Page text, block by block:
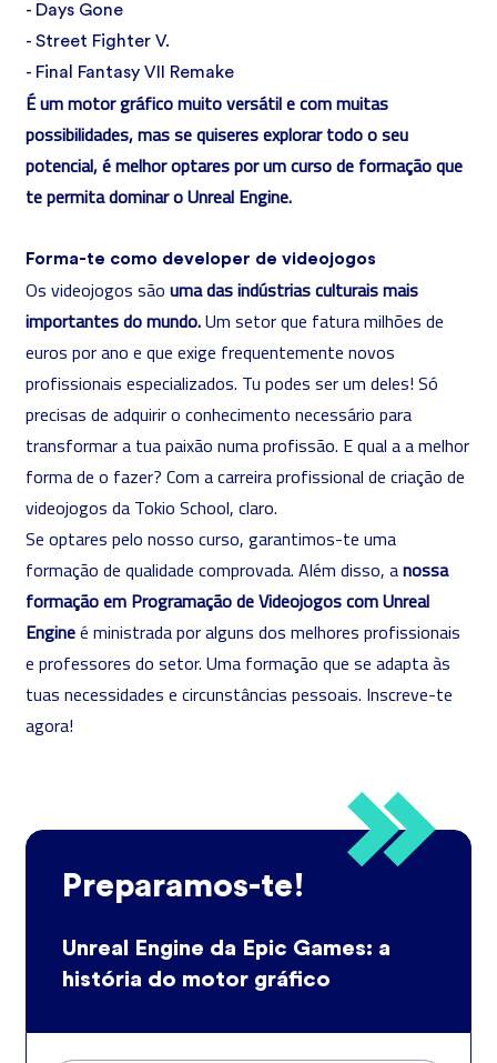
- Days Gone
- Street Fighter V.
- Final Fantasy VII Remake
É um motor gráfico muito versátil e com muitas
possibilidades, mas se quiseres explorar todo o seu
potencial, é melhor optares por um curso de formação que
te permita dominar o Unreal Engine.
Forma-te como developer de videojogos
Os videojogos são uma das indústrias culturais mais
importantes do mundo.Um setor que fatura milhões de
euros por ano e que exige frequentemente novos
profissionais especializados. Tu podes ser um deles! Só
precisas de adquirir o conhecimento necessário para
transformar a tua paixão numa profissão. E qual a a melhor
forma de o fazer? Com acarreira profissional de criação de
videojogos da Tokio School, claro.
Se optares pelo nosso curso, garantimos-te uma
formação de qualidade comprovada. Além disso, anossa
formação em Programação de Videojogos com Unreal
Engineé ministrada por alguns dos melhores profissionais
e professores do setor. Uma formação que se adapta às
tuas necessidades e circunstâncias pessoais. Inscreve-te
agora!
Preparamos-te!
Unreal Engine da Epic Games: a
história do motor gráfico